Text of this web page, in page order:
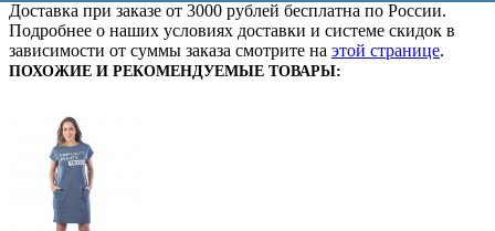
Доставка при заказе от 3000 рублей бесплатна по России.
Подробнее о наших условиях доставки и системе скидок в
зависимости от суммы заказа смотрите на этой странице.
ПОХОЖИЕ И РЕКОМЕНДУЕМЫЕ ТОВАРЫ: